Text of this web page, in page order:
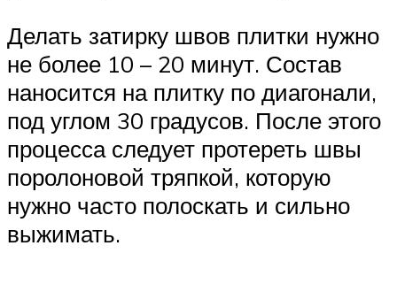
Делать затирку швов плитки нужно
не более 10 – 20 минут. Состав
наносится на плитку по диагонали,
под углом 30 градусов. После этого
процесса следует протереть швы
поролоновой тряпкой, которую
нужно часто полоскать и сильно
выжимать.